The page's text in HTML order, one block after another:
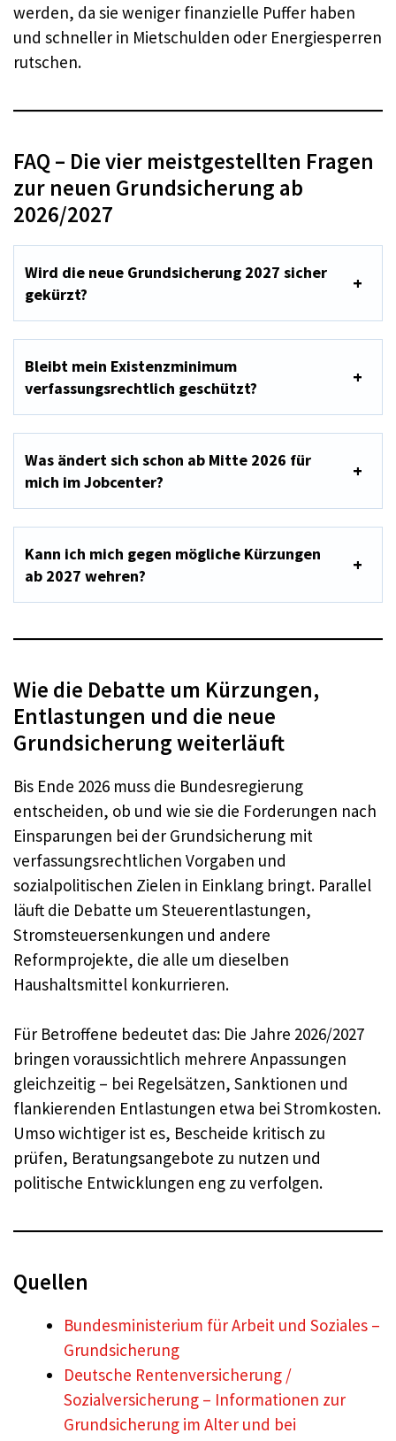
werden, da sie weniger finanzielle Puffer haben
und schneller in Mietschulden oder Energiesperren
rutschen.
FAQ – Die vier meistgestellten Fragen
zur neuen Grundsicherung ab
2026/2027
Wird die neue Grundsicherung 2027 sicher
gekürzt?
Bleibt mein Existenzminimum
verfassungsrechtlich geschützt?
Was ändert sich schon ab Mitte 2026 für
mich im Jobcenter?
Kann ich mich gegen mögliche Kürzungen
ab 2027 wehren?
Wie die Debatte um Kürzungen,
Entlastungen und die neue
Grundsicherung weiterläuft
Bis Ende 2026 muss die Bundesregierung
entscheiden, ob und wie sie die Forderungen nach
Einsparungen bei der Grundsicherung mit
verfassungsrechtlichen Vorgaben und
sozialpolitischen Zielen in Einklang bringt. Parallel
läuft die Debatte um Steuerentlastungen,
Stromsteuersenkungen und andere
Reformprojekte, die alle um dieselben
Haushaltsmittel konkurrieren.
Für Betroffene bedeutet das: Die Jahre 2026/2027
bringen voraussichtlich mehrere Anpassungen
gleichzeitig – bei Regelsätzen, Sanktionen und
flankierenden Entlastungen etwa bei Stromkosten.
Umso wichtiger ist es, Bescheide kritisch zu
prüfen, Beratungsangebote zu nutzen und
politische Entwicklungen eng zu verfolgen.
Quellen
Bundesministerium für Arbeit und Soziales –
Grundsicherung
Deutsche Rentenversicherung /
Sozialversicherung – Informationen zur
Grundsicherung im Alter und bei